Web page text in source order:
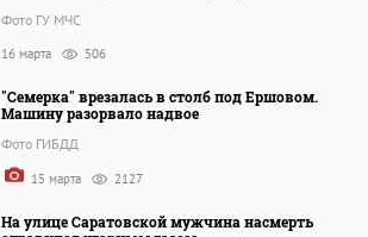
Фото ГУ МЧС
16 марта 506
"Семерка" врезалась в столб под Ершовом.
Машину разорвало надвое
Фото ГИБДД
15 марта 2127
На улице Саратовской мужчина насмерть